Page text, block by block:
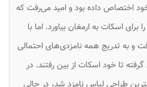
خود اختصاص داده بود و امید می‌رفت که
اسکات به ارمغان بیاورد. اما با
و به تدریج همه نامزدی‌های احتمالی
تا خود اسکات از بین رفتند. در
طراحی لباس نامزد شد، در حالی